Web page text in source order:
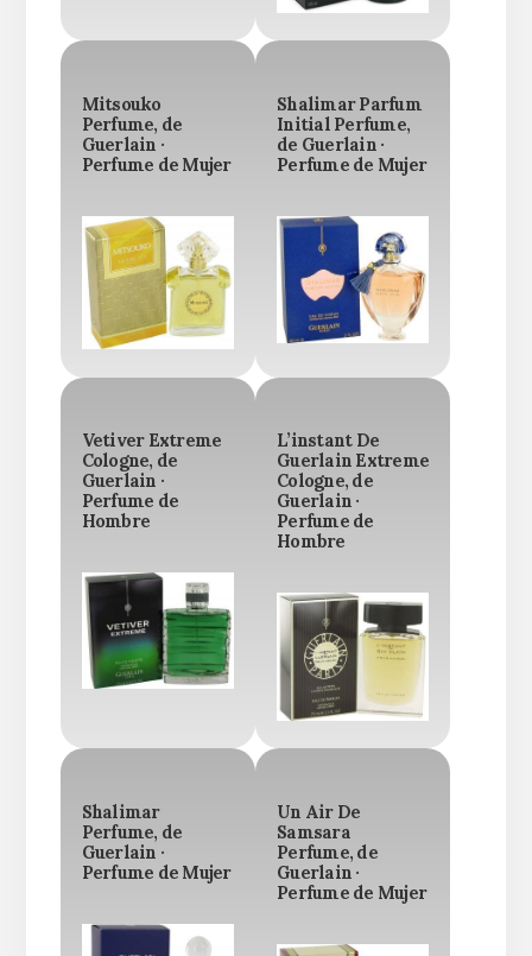
Mitsouko
Perfume, de
Guerlain ·
Perfume de Mujer
Shalimar Parfum
Initial Perfume,
de Guerlain ·
Perfume de Mujer
Vetiver Extreme
Cologne, de
Guerlain ·
Perfume de
Hombre
L’instant De
Guerlain Extreme
Cologne, de
Guerlain ·
Perfume de
Hombre
Shalimar
Perfume, de
Guerlain ·
Perfume de Mujer
Un Air De
Samsara
Perfume, de
Guerlain ·
Perfume de Mujer